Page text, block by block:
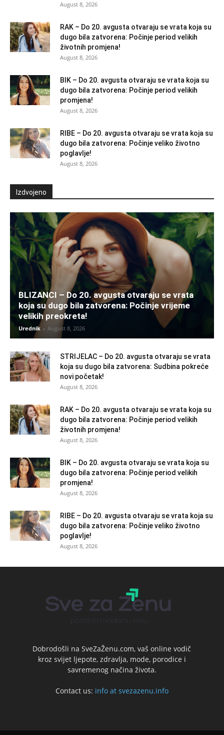
August 8, 2026
RAK – Do 20. avgusta otvaraju se vrata koja su
dugo bila zatvorena: Počinje period velikih
životnih promjena!
August 8, 2026
BIK – Do 20. avgusta otvaraju se vrata koja su
dugo bila zatvorena: Počinje period velikih
promjena!
August 8, 2026
RIBE – Do 20. avgusta otvaraju se vrata koja su
dugo bila zatvorena: Počinje veliko životno
poglavlje!
August 8, 2026
Izdvojeno
BLIZANCI – Do 20. avgusta otvaraju se vrata
koja su dugo bila zatvorena: Počinje vrijeme
velikih preokreta!
Urednik - August 8, 2026
STRIJELAC – Do 20. avgusta otvaraju se vrata
koja su dugo bila zatvorena: Sudbina pokreće
novi početak!
August 8, 2026
RAK – Do 20. avgusta otvaraju se vrata koja su
dugo bila zatvorena: Počinje period velikih
životnih promjena!
August 8, 2026
BIK – Do 20. avgusta otvaraju se vrata koja su
dugo bila zatvorena: Počinje period velikih
promjena!
August 8, 2026
RIBE – Do 20. avgusta otvaraju se vrata koja su
dugo bila zatvorena: Počinje veliko životno
poglavlje!
August 8, 2026
Dobrodošli na SveZaŽenu.com, vaš online vodič
kroz svijet ljepote, zdravlja, mode, porodice i
savremenog načina života.
Contact us: info at svezazenu.info